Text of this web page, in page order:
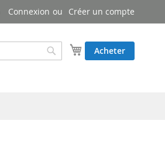
Connexion Créer un compte
Mon panier
Acheter
Rechercher